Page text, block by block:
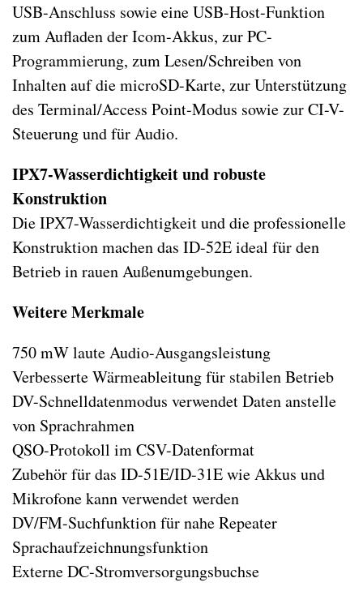
USB-Anschluss sowie eine USB-Host-Funktion
zum Aufladen der Icom-Akkus, zur PC-
Programmierung, zum Lesen/Schreiben von
Inhalten auf die microSD-Karte, zur Unterstützung
des Terminal/Access Point-Modus sowie zur CI-V-
Steuerung und für Audio.
IPX7-Wasserdichtigkeit und robuste
Konstruktion
Die IPX7-Wasserdichtigkeit und die professionelle
Konstruktion machen das ID-52E ideal für den
Betrieb in rauen Außenumgebungen.
Weitere Merkmale
750 mW laute Audio-Ausgangsleistung
Verbesserte Wärmeableitung für stabilen Betrieb
DV-Schnelldatenmodus verwendet Daten anstelle
von Sprachrahmen
QSO-Protokoll im CSV-Datenformat
Zubehör für das ID-51E/ID-31E wie Akkus und
Mikrofone kann verwendet werden
DV/FM-Suchfunktion für nahe Repeater
Sprachaufzeichnungsfunktion
Externe DC-Stromversorgungsbuchse